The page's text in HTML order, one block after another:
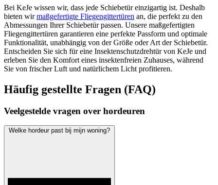
Bei KeJe wissen wir, dass jede Schiebetür einzigartig ist. Deshalb
bieten wirmaßgefertigte Fliegengittertüren an, die perfekt zu den
Abmessungen Ihrer Schiebetür passen. Unsere maßgefertigten
Fliegengittertüren garantieren eine perfekte Passform und optimale
Funktionalität, unabhängig von der Größe oder Art der Schiebetür.
Entscheiden Sie sich für eine Insektenschutzdrehtür von KeJe und
erleben Sie den Komfort eines insektenfreien Zuhauses, während
Sie von frischer Luft und natürlichem Licht profitieren.
Häufig gestellte Fragen (FAQ)
Veelgestelde vragen over hordeuren
Welke hordeur past bij mijn woning?